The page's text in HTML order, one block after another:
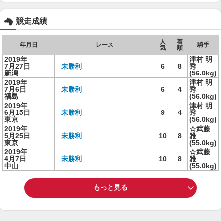
競走成績
年月日 レース
人
気
着
順
騎手
2019年
7月27日
新潟
未勝利 6 8
津村 明
秀
(56.0kg)
2019年
7月6日
福島
未勝利 6 4
津村 明
秀
(56.0kg)
2019年
6月15日
東京
未勝利 9 4
津村 明
秀
(56.0kg)
2019年
5月25日
東京
未勝利 10 8
☆武藤
雅
(55.0kg)
2019年
4月7日
中山
未勝利 10 8
☆武藤
雅
(55.0kg)
もっと見る